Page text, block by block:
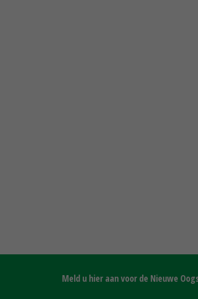
Meld u hier aan voor de Nieuwe